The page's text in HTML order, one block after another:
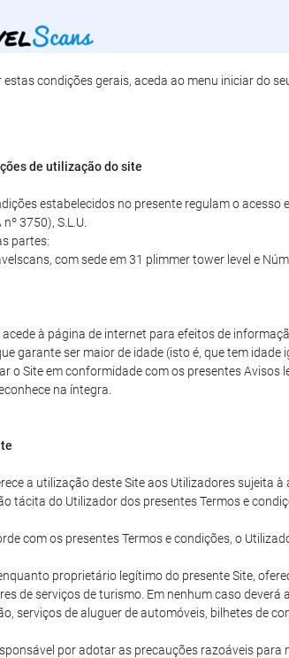
estas condições gerais, aceda ao menu iniciar do
de utilização do site
estabelecidos no presente regulam o
3750), S.L.U.
partes:
com sede em 31 plimmer tower level e
acede à página de internet para efeitos de
garante ser maior de idade (isto é, que tem
o Site em conformidade com os presentes Avisos
na íntegra.
a utilização deste Site aos Utilizadores sujeita
tácita do Utilizador dos presentes Termos e
com os presentes Termos e condições, o
proprietário legítimo do presente Site,
de serviços de turismo. Em nenhum caso
serviços de aluguer de automóveis, bilhetes de
por adotar as precauções razoáveis